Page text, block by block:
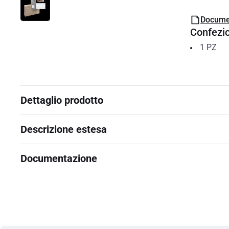
1 PZ
Dettaglio prodotto
Descrizione estesa
Documentazione